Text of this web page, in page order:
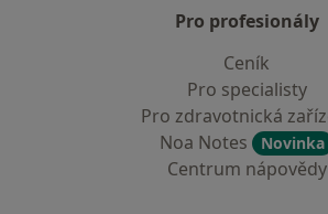
Pro profesionály
Ceník
Pro specialisty
Pro zdravotnická
Noa Notes
Novinka
Centrum nápovědy